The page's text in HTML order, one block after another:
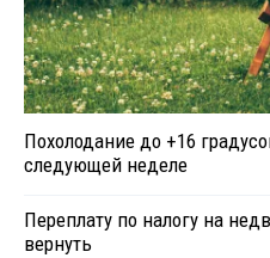
Похолодание до +16
следующей неделе
Переплату по налогу на
вернуть